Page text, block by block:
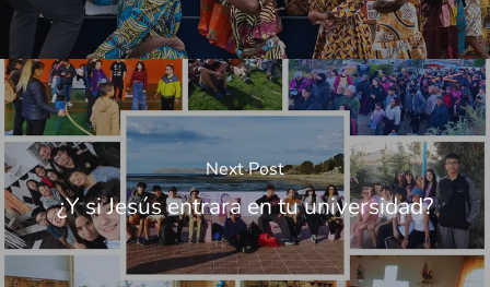
Next Post
¿Y si Jesús entrara en tu universidad?